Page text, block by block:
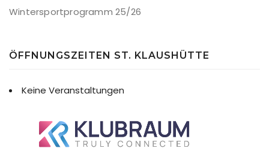
Wintersportprogramm 25/26
ÖFFNUNGSZEITEN ST. KLAUSHÜTTE
Keine Veranstaltungen